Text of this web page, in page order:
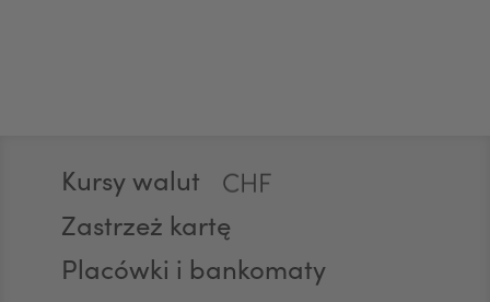
Kursy walut CHF
AED
Zastrzeż kartę
Placówki i bankomaty